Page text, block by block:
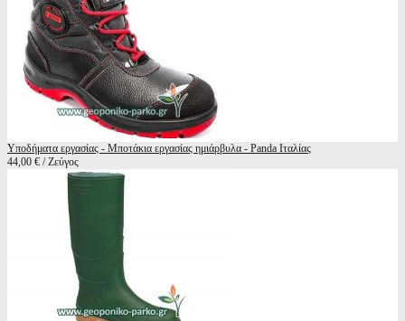
Υποδήματα εργασίας - Μποτάκια εργασίας ημιάρβυλα - Panda Ιταλίας
44,00 € / Ζεύγος